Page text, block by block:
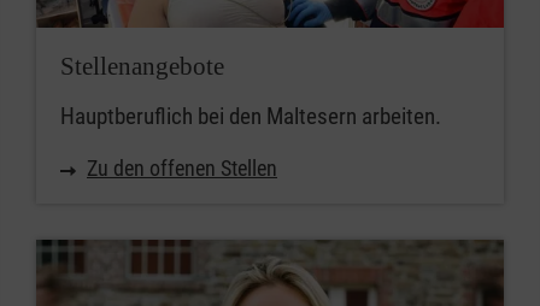
Stellenangebote
Hauptberuflich bei den Maltesern arbeiten.
Zu den offenen Stellen